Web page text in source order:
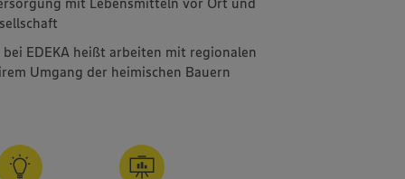
EDEKA heißt arbeiten mit regionalen
Umgang der heimischen Bauern